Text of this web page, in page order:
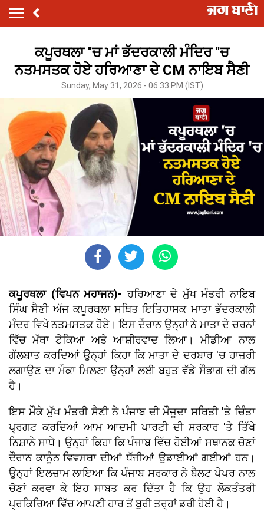
ਕਪੂਰਥਲਾ ''ਚ ਮਾਂ ਭੱਦਰਕਾਲੀ ਮੰਦਿਰ ''ਚ
ਨਤਮਸਤਕ ਹੋਏ ਹਰਿਆਣਾ ਦੇ CM ਨਾਇਬ ਸੈਣੀ
Sunday, May 31, 2026 - 06:33 PM (IST)
ਕਪੂਰਥਲਾ (ਵਿਪਨ ਮਹਾਜਨ)-ਹਰਿਆਣਾ ਦੇ ਮੁੱਖ ਮੰਤਰੀ ਨਾਇਬ
ਸਿੰਘ ਸੈਣੀ ਅੱਜ ਕਪੂਰਥਲਾ ਸਥਿਤ ਇਤਿਹਾਸਕ ਮਾਤਾ ਭੱਦਰਕਾਲੀ
ਮੰਦਰ ਵਿਖੇ ਨਤਮਸਤਕ ਹੋਏ। ਇਸ ਦੌਰਾਨ ਉਨ੍ਹਾਂ ਨੇ ਮਾਤਾ ਦੇ ਚਰਨਾਂ
ਵਿੱਚ ਮੱਥਾ ਟੇਕਿਆ ਅਤੇ ਆਸ਼ੀਰਵਾਦ ਲਿਆ। ਮੀਡੀਆ ਨਾਲ
ਗੱਲਬਾਤ ਕਰਦਿਆਂ ਉਨ੍ਹਾਂ ਕਿਹਾ ਕਿ ਮਾਤਾ ਦੇ ਦਰਬਾਰ 'ਚ ਹਾਜ਼ਰੀ
ਲਗਾਉਣ ਦਾ ਮੌਕਾ ਮਿਲਣਾ ਉਨ੍ਹਾਂ ਲਈ ਬਹੁਤ ਵੱਡੇ ਸੌਭਾਗ ਦੀ ਗੱਲ
ਹੈ।
ਇਸ ਮੌਕੇ ਮੁੱਖ ਮੰਤਰੀ ਸੈਣੀ ਨੇ ਪੰਜਾਬ ਦੀ ਮੌਜੂਦਾ ਸਥਿਤੀ 'ਤੇ ਚਿੰਤਾ
ਪ੍ਰਗਟ ਕਰਦਿਆਂ ਆਮ ਆਦਮੀ ਪਾਰਟੀ ਦੀ ਸਰਕਾਰ 'ਤੇ ਤਿੱਖੇ
ਨਿਸ਼ਾਨੇ ਸਾਧੇ। ਉਨ੍ਹਾਂ ਕਿਹਾ ਕਿ ਪੰਜਾਬ ਵਿੱਚ ਹੋਈਆਂ ਸਥਾਨਕ ਚੋਣਾਂ
ਦੌਰਾਨ ਕਾਨੂੰਨ ਵਿਵਸਥਾ ਦੀਆਂ ਧੱਜੀਆਂ ਉਡਾਈਆਂ ਗਈਆਂ ਹਨ।
ਉਨ੍ਹਾਂ ਇਲਜ਼ਾਮ ਲਾਇਆ ਕਿ ਪੰਜਾਬ ਸਰਕਾਰ ਨੇ ਬੈਲਟ ਪੇਪਰ ਨਾਲ
ਚੋਣਾਂ ਕਰਵਾ ਕੇ ਇਹ ਸਾਬਤ ਕਰ ਦਿੱਤਾ ਹੈ ਕਿ ਉਹ ਲੋਕਤੰਤਰੀ
ਪ੍ਰਕਿਰਿਆ ਵਿੱਚ ਆਪਣੀ ਹਾਰ ਤੋਂ ਬੁਰੀ ਤਰ੍ਹਾਂ ਡਰੀ ਹੋਈ ਹੈ।